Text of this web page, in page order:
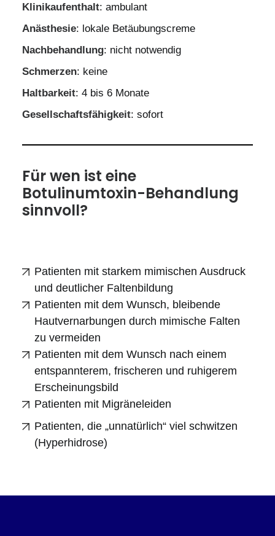
Klinikaufenthalt: ambulant
Anästhesie: lokale Betäubungscreme
Nachbehandlung: nicht notwendig
Schmerzen: keine
Haltbarkeit: 4 bis 6 Monate
Gesellschaftsfähigkeit: sofort
Für wen ist eine
Botulinumtoxin-Behandlung
sinnvoll?
Patienten mit starkem mimischen Ausdruck
und deutlicher Faltenbildung
Patienten mit dem Wunsch, bleibende
Hautvernarbungen durch mimische Falten
zu vermeiden
Patienten mit dem Wunsch nach einem
entspannterem, frischeren und ruhigerem
Erscheinungsbild
Patienten mit Migräneleiden
Patienten, die „unnatürlich“ viel schwitzen
(Hyperhidrose)